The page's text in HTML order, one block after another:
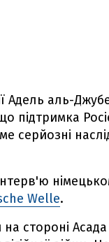
Адель аль-
підтримка
серйозні
Welle.
стороні Асада